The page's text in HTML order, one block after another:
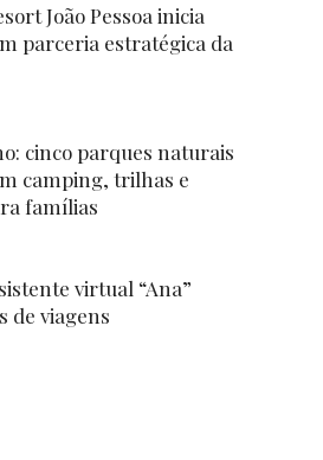
João Pessoa inicia
parceria estratégica da
cinco parques naturais
camping, trilhas e
famílias
virtual “Ana”
de viagens